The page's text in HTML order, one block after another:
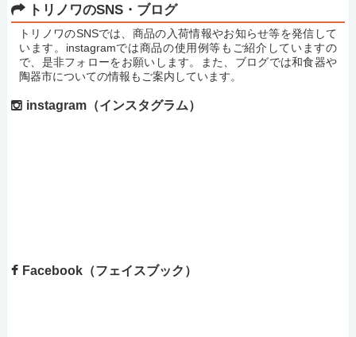
トリノワのSNS・ブログ
トリノワのSNSでは、商品の入荷情報やお知らせ等を発信して
います。instagramでは商品の使用例等もご紹介していますの
で、是非フォローをお願いします。また、ブログでは和食器や
陶器市についての情報もご案内しています。
instagram（インスタグラム）
Facebook（フェイスブック）